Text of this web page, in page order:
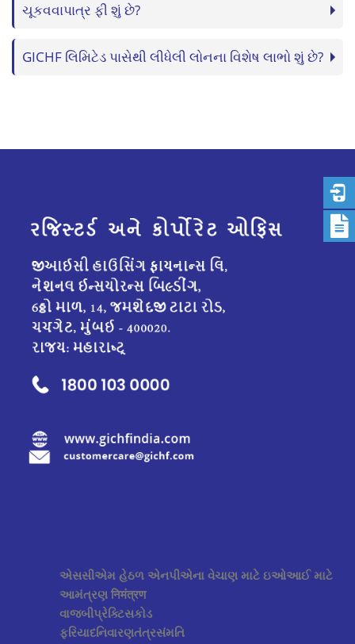
ચૂકવવાપાત્ર ફી શું છે?
GICHF લિમિટેડ પાસેથી લીધેલી લોનના વિશેષ લાભો શું છે?
એસસીએમ હેઠળ એનપીએના વેચાણ માટે ઇઓઆઈ માટે
આમંત્રણ निमंत्रण
વાજબીપ્રેક્ટિસકોડ
ફરિયાદનિવારણતંત્રસંમતિ